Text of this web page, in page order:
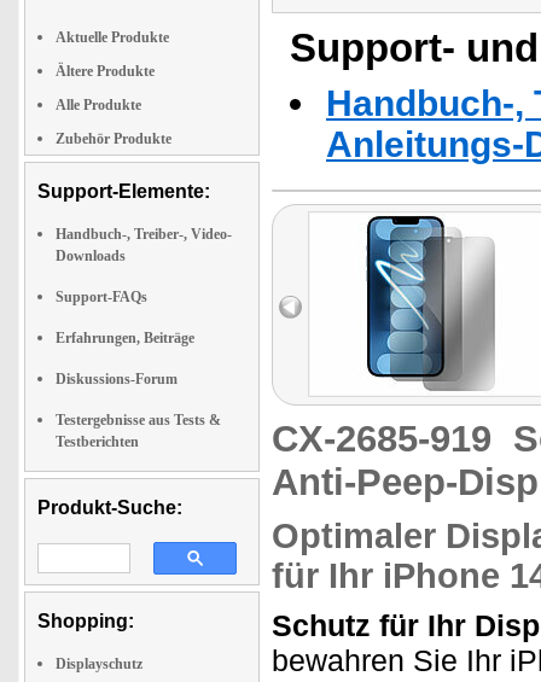
Aktuelle Produkte
Ältere Produkte
Alle Produkte
Zubehör Produkte
Support-Elemente:
Handbuch-, Treiber-, Video-
Downloads
Support-FAQs
Erfahrungen, Beiträge
Diskussions-Forum
Testergebnisse aus Tests &
Testberichten
Produkt-Suche:
Shopping:
Displayschutz
Support-
Handbuch-,
Anleitungs-
CX-2685-919
Anti-Peep-
Optimaler
für Ihr iPhone
Schutz für Ihr
bewahren Sie Ihr